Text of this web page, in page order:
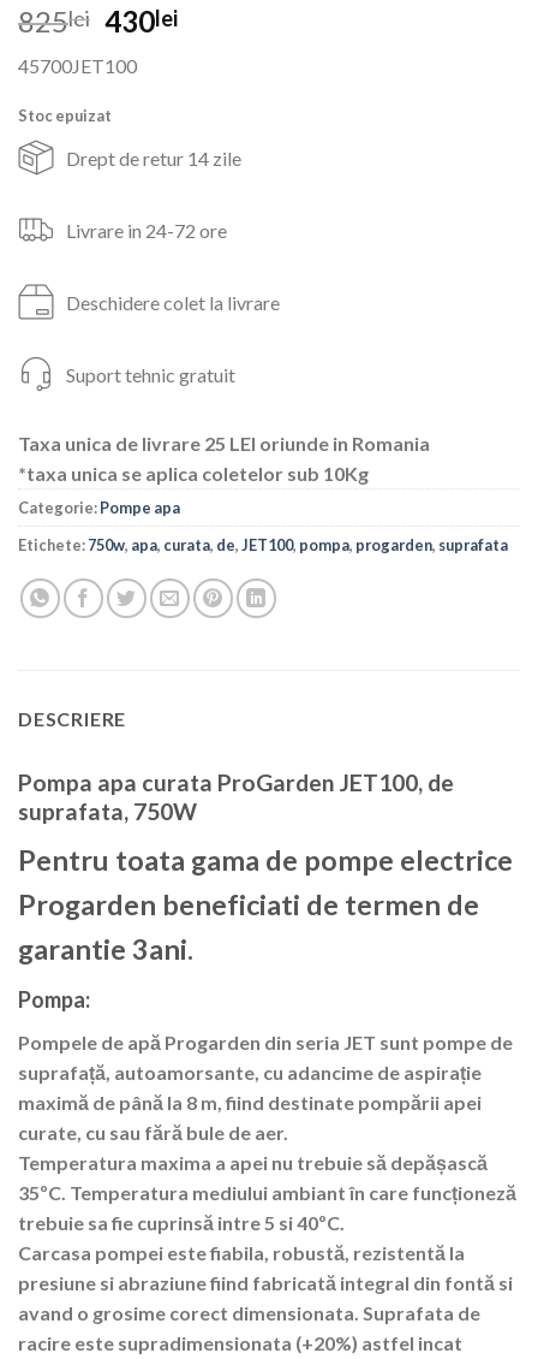
825lei Prețul
a
fost:
430leiPrețul
45700JET100
Stoc epuizat
Drept de retur 14 zile
Livrare in 24-72 ore
Deschidere colet la livrare
Suport tehnic gratuit
Taxa unica de livrare 25 LEI oriunde in Romania
*taxa unica se aplica coletelor sub 10Kg
Categorie:Pompe apa
Etichete:750w, apa, curata, de,JET100, pompa, progarden, suprafata
DESCRIERE
Pompa apa curata ProGarden JET100, de
suprafata, 750W
Pentru toata gama de pompe electrice
Progarden beneficiati de termen de
garantie 3ani.
Pompa:
Pompele de apă Progarden din seria JET sunt pompe de
suprafață, autoamorsante, cu adancime de aspirație
maximă de până la 8 m, fiind destinate pompării apei
curate, cu sau fără bule de aer.
Temperatura maxima a apei nu trebuie să depășască
35ºC. Temperatura mediului ambiant în care funcționeză
trebuie sa fie cuprinsă intre 5 si 40ºC.
Carcasa pompei este fiabila, robustă, rezistentă la
presiune si abraziune fiind fabricată integral din fontă si
avand o grosime corect dimensionata. Suprafata de
racire este supradimensionata (+20%) astfel incat